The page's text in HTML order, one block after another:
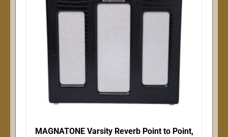
MAGNATONE Varsity Reverb Point to Point,